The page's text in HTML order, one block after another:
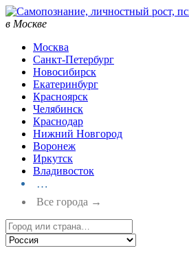
в Москве
Москва
Санкт-Петербург
Новосибирск
Екатеринбург
Красноярск
Челябинск
Краснодар
Нижний Новгород
Воронеж
Иркутск
Владивосток
…
Все города →